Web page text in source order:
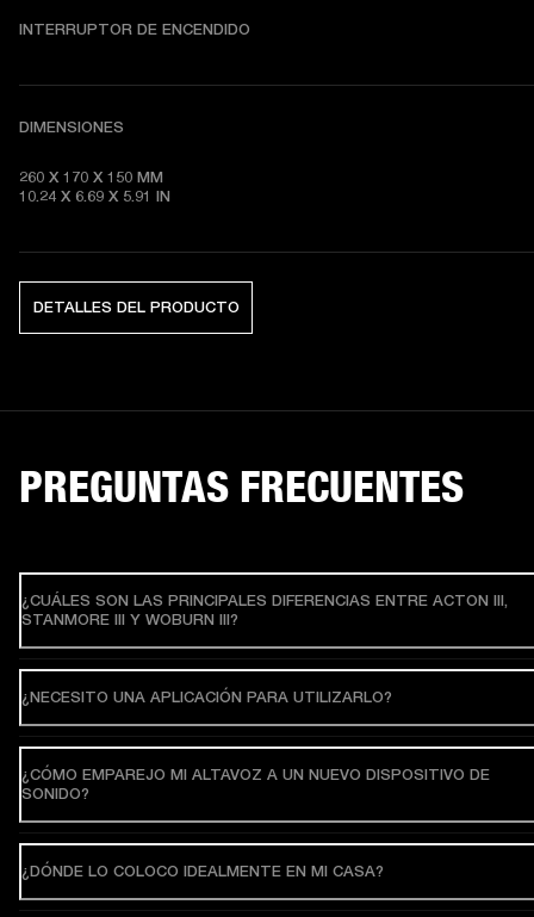
INTERRUPTOR DE ENCENDIDO
DIMENSIONES
260 X 170 X 150 MM
10.24 X 6.69 X 5.91 IN
DETALLES DEL PRODUCTO
PREGUNTAS FRECUENTES
¿CUÁLES SON LAS PRINCIPALES DIFERENCIAS ENTRE ACTON III,
STANMORE III Y WOBURN III?
¿NECESITO UNA APLICACIÓN PARA UTILIZARLO?
¿CÓMO EMPAREJO MI ALTAVOZ A UN NUEVO DISPOSITIVO DE
SONIDO?
¿DÓNDE LO COLOCO IDEALMENTE EN MI CASA?